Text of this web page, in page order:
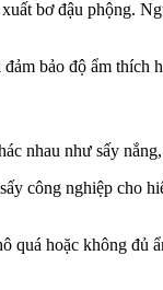
bơ đậu phộng.
bảo độ ẩm thích
nhau như sấy
công nghiệp cho
quá hoặc không